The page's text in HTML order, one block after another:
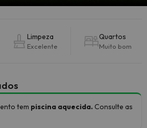
Limpeza
Excelente
Quartos
Muito bom
tem piscina aquecida. Consulte as